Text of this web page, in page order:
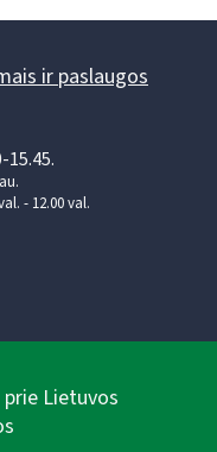
ir paslaugos
15.45.
- 12.00 val.
Lietuvos